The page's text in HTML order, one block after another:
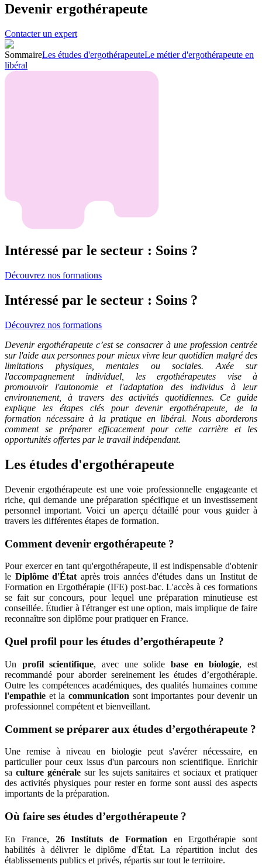
Devenir ergothérapeute
Contacter un expert
SommaireLes études d'ergothérapeuteLe métier d'ergothérapeute en
libéral
Intéressé par le secteur : Soins ?
Découvrez nos formations
Intéressé par le secteur : Soins ?
Découvrez nos formations
Devenir ergothérapeute c’est se consacrer à une profession centrée
sur l'aide aux personnes pour mieux vivre leur quotidien malgré des
limitations physiques, mentales ou sociales. Axée sur
l'accompagnement individuel, les ergothérapeutes vise à
promouvoir l'autonomie et l'adaptation des individus à leur
environnement, à travers des activités quotidiennes. Ce guide
explique les étapes clés pour devenir ergothérapeute, de la
formation nécessaire à la pratique en libéral. Nous aborderons
comment se préparer efficacement pour cette carrière et les
opportunités offertes par le travail indépendant.
Les études d'ergothérapeute
Devenir ergothérapeute est une voie professionnelle engageante et
riche, qui demande une préparation spécifique et un investissement
personnel important. Voici un aperçu détaillé pour vous guider à
travers les différentes étapes de formation.
Comment devenir ergothérapeute ?
Pour exercer en tant qu'ergothérapeute, il est indispensable d'obtenir
le Diplôme d'État après trois années d'études dans un Institut de
Formation en Ergothérapie (IFE) post-bac. L'accès à ces formations
se fait sur concours, pour lequel une préparation minutieuse est
conseillée. Étudier à l'étranger est une option, mais implique de faire
reconnaître son diplôme pour pratiquer en France.
Quel profil pour les études d’ergothérapeute ?
Un profil scientifique, avec une solide base en biologie, est
recommandé pour aborder sereinement les études d’ergothérapie.
Outre les compétences académiques, des qualités humaines comme
l'empathie et la communication sont importantes pour devenir un
professionnel compétent et bienveillant.
Comment se préparer aux études d’ergothérapeute ?
Une remise à niveau en biologie peut s'avérer nécessaire, en
particulier pour ceux issus d'un parcours non scientifique. Enrichir
sa culture généralesur les sujets sanitaires et sociaux et pratiquer
des activités physiques pour rester en forme sont aussi des aspects
importants de la préparation.
Où faire ses études d’ergothérapeute ?
En France, 26 Instituts de Formation en Ergothérapie sont
habilités à délivrer le diplôme d'État. La répartition inclut des
établissements publics et privés, répartis sur tout le territoire.